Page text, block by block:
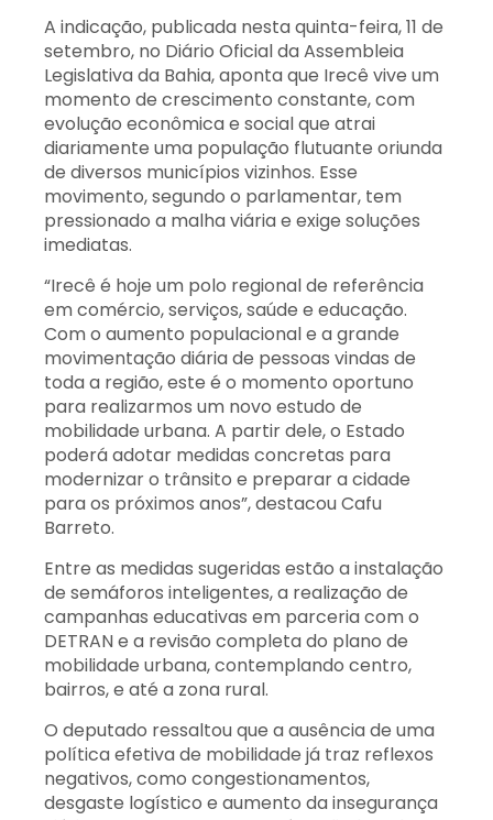
A indicação, publicada nesta quinta-feira, 11 de
setembro, no Diário Oficial da Assembleia
Legislativa da Bahia, aponta que Irecê vive um
momento de crescimento constante, com
evolução econômica e social que atrai
diariamente uma população flutuante oriunda
de diversos municípios vizinhos. Esse
movimento, segundo o parlamentar, tem
pressionado a malha viária e exige soluções
imediatas.
“Irecê é hoje um polo regional de referência
em comércio, serviços, saúde e educação.
Com o aumento populacional e a grande
movimentação diária de pessoas vindas de
toda a região, este é o momento oportuno
para realizarmos um novo estudo de
mobilidade urbana. A partir dele, o Estado
poderá adotar medidas concretas para
modernizar o trânsito e preparar a cidade
para os próximos anos”, destacou Cafu
Barreto.
Entre as medidas sugeridas estão a instalação
de semáforos inteligentes, a realização de
campanhas educativas em parceria com o
DETRAN e a revisão completa do plano de
mobilidade urbana, contemplando centro,
bairros, e até a zona rural.
O deputado ressaltou que a ausência de uma
política efetiva de mobilidade já traz reflexos
negativos, como congestionamentos,
desgaste logístico e aumento da insegurança